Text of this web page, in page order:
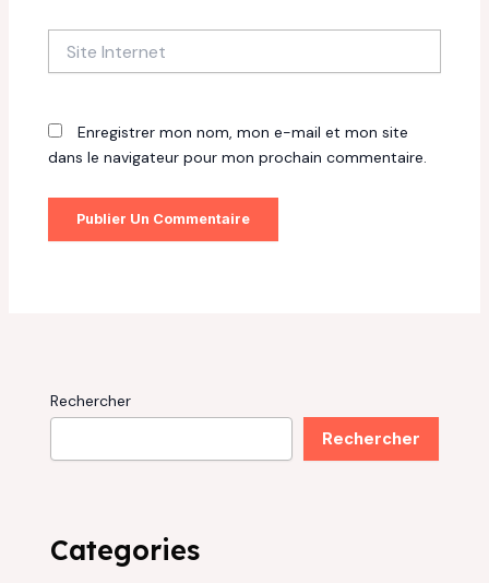
Internet
Enregistrer mon nom, mon e-mail et mon site
dans le navigateur pour mon prochain commentaire.
Rechercher
Rechercher
Categories